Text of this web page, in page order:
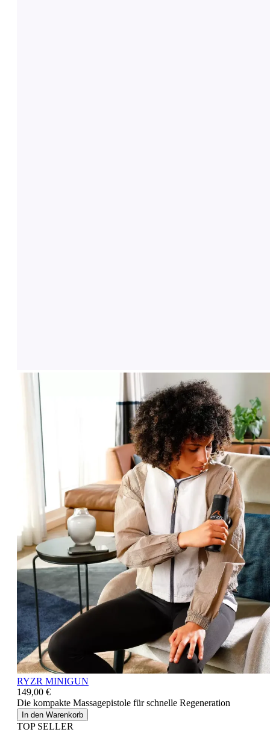
RYZR MINIGUN
149,00 €
Die kompakte Massagepistole für schnelle Regeneration
In den Warenkorb
TOP SELLER